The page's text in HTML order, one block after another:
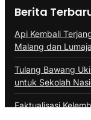
Berita
Api Kembali
Malang dan
Tulang Bawang
untuk Sekolah
Faktualisasi